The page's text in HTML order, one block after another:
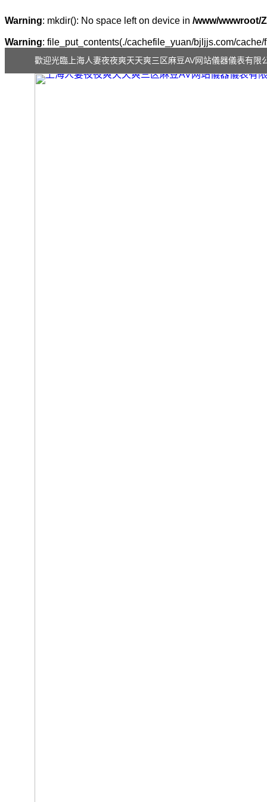
Warning: mkdir(): No space left on device in /www/wwwroot/
Warning: file_put_contents(./cachefile_yuan/bjljjs.com/
歡迎光臨上海人妻夜夜爽天天爽三区麻豆AV网站儀器儀表有限